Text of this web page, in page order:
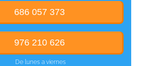
686 057 373
976 210 626
De lunes a viernes